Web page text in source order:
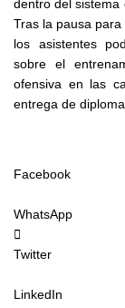
dentro del sistema
Tras la pausa
los asistentes
sobre el
ofensiva en las
entrega de
Facebook
WhatsApp
Twitter
LinkedIn